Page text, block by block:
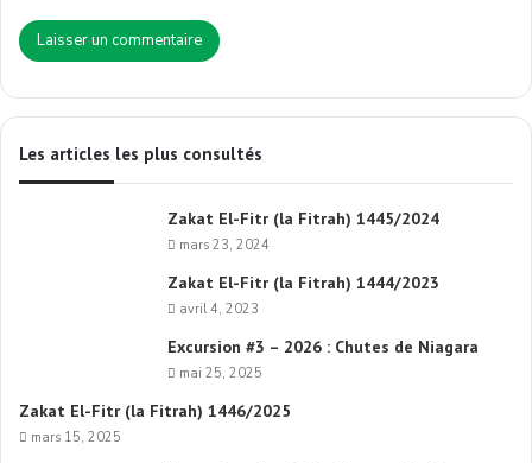
Les articles les plus consultés
Zakat El-Fitr (la Fitrah) 1445/2024
mars 23, 2024
Zakat El-Fitr (la Fitrah) 1444/2023
avril 4, 2023
Excursion #3 – 2026 : Chutes de Niagara
mai 25, 2025
Zakat El-Fitr (la Fitrah) 1446/2025
mars 15, 2025